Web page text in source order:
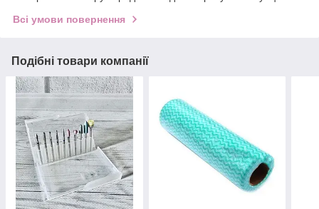
Всі умови повернення
Подібні товари компанії